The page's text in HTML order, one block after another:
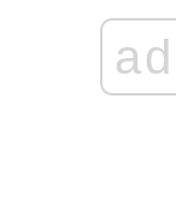
ad